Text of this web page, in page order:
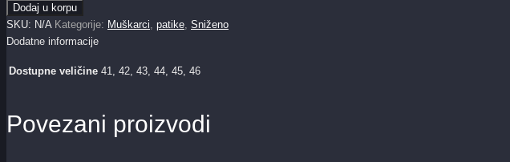
Dodaj u korpu
SKU: N/A Kategorije: Muškarci, patike, Sniženo
Dodatne informacije
Dostupne veličine 41, 42, 43, 44, 45, 46
Povezani proizvodi